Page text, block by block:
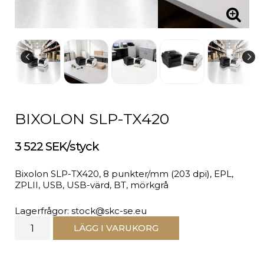
BIXOLON SLP-TX420
3 522 SEK/styck
Bixolon SLP-TX420, 8 punkter/mm (203 dpi), EPL,
ZPLII, USB, USB-värd, BT, mörkgrå
Lagerfrågor: stock@skc-se.eu
LÄGG I VARUKORG